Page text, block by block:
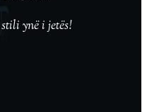
ynë i jetës!